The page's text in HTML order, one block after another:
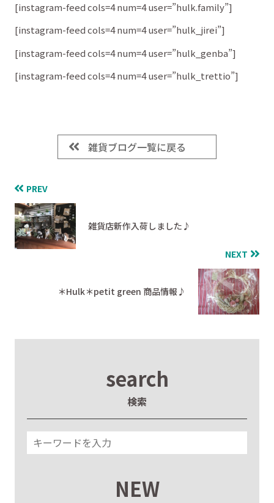
[instagram-feed cols=4 num=4 user=”hulk.family”]
[instagram-feed cols=4 num=4 user=”hulk_jirei”]
[instagram-feed cols=4 num=4 user=”hulk_genba”]
[instagram-feed cols=4 num=4 user=”hulk_trettio”]
雑貨ブログ一覧に戻る
PREV
雑貨店新作入荷しました♪
NEXT
＊Hulk＊petit green 商品情報♪
search
検索
NEW